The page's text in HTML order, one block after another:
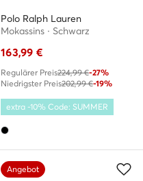
Polo Ralph Lauren
Mokassins · Schwarz
163,99 €
Regulärer Preis224,99 €-27%
Niedrigster Preis202,99 €-19%
extra -10% Code: SUMMER
Angebot